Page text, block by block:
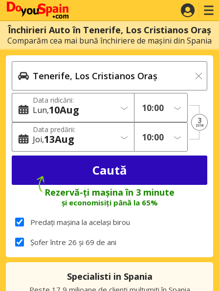
Închirieri Auto în Tenerife, Los Cristianos Oraș
Comparăm cea mai bună închiriere de mașini din Spania
Data ridicării:
Lun 10Aug
Data predării:
Joi 13Aug
3
zile
Rezervă-ți mașina în 3 minute
și economisiți până la 65%
Predați mașina la același birou
Șofer între 26 și 69 de ani
Specialisti in Spania